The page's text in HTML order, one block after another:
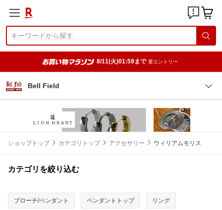
8/11(火)01:59まで 要エントリー
Bell Field
ショップトップ カテゴリトップ アクセサリー ウィリアムモリス
カテゴリを絞り込む
ブローチ/ペンダント ペンダントトップ リング